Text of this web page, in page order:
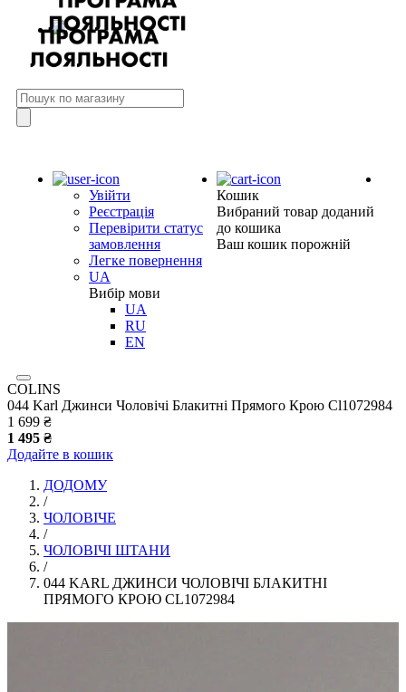
Увійти
Реєстрація
Перевірити статус
замовлення
Легке повернення
UA
Вибір мови
UA
RU
EN
Кошик
Вибраний товар доданий
до кошика
Ваш кошик порожній
COLINS
044 Karl Джинси Чоловічі Блакитні Прямого Крою Cl1072984
1 699 ₴
1 495 ₴
Додайте в кошик
ДОДОМУ
/
ЧОЛОВІЧЕ
/
ЧОЛОВІЧІ ШТАНИ
/
044 KARL ДЖИНСИ ЧОЛОВІЧІ БЛАКИТНІ
ПРЯМОГО КРОЮ CL1072984